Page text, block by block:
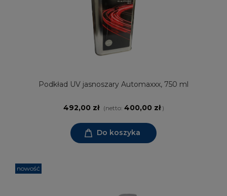
Podkład UV jasnoszary Automaxxx, 750 ml
492,00 zł (netto: 400,00 zł)
Do koszyka
nowość